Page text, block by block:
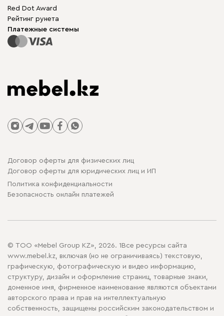
Для бизнеса
Карта сайта
Модульная мебель
Столы и стулья
Red Dot Award
Рейтинг рунета
Платежные системы
Договор оферты для физических лиц
Договор оферты для юридических лиц и ИП
Политика конфиденциальности
Безопасность онлайн платежей
© ТОО «Mebel Group KZ», 2026. 1Все ресурсы сайта
www.mebel.kz, включая (но не ограничиваясь) текстовую,
графическую, фотографическую и видео информацию,
структуру, дизайн и оформление страниц, товарные знаки,
доменное имя, фирменное наименование являются объектами
авторского права и прав на интеллектуальную
собственность, защищены российским законодательством и